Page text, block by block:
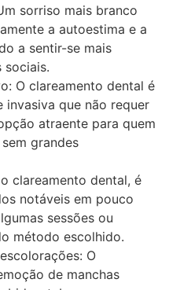
sorriso mais branco
a autoestima e a
a sentir-se mais
sociais.
O clareamento dental é
invasiva que não requer
atraente para quem
grandes
clareamento dental, é
notáveis em pouco
sessões ou
método escolhido.
O
de manchas